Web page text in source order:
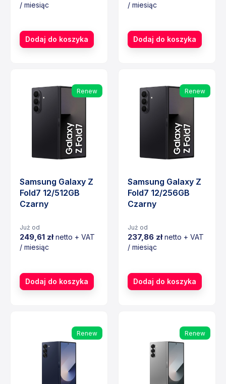
/ miesiąc
Dodaj do koszyka
/ miesiąc
Dodaj do koszyka
Renew
Samsung Galaxy Z
Fold7 12/512GB
Czarny
Już od
249,61 złnetto + VAT
/ miesiąc
Dodaj do koszyka
Renew
Samsung Galaxy Z
Fold7 12/256GB
Czarny
Już od
237,86 złnetto + VAT
/ miesiąc
Dodaj do koszyka
Renew Renew